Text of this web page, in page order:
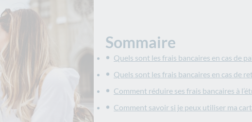
Sommaire
Quels sont les frais bancaires en cas de
Quels sont les frais bancaires en cas de
Comment réduire ses frais bancaires à
Comment savoir si je peux utiliser ma